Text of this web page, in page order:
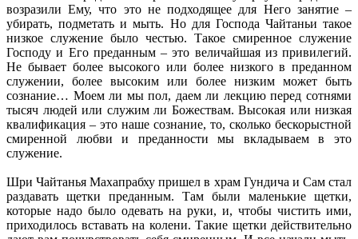
возразили Ему, что это не подходящее для Него занятие –
убирать, подметать и мыть. Но для Господа Чайтаньи такое
низкое служение было честью. Такое смиренное служение
Господу и Его преданным – это величайшая из привилегий.
Не бывает более высокого или более низкого в преданном
служении, более высоким или более низким может быть
сознание… Моем ли мы пол, даем ли лекцию перед сотнями
тысяч людей или служим ли Божествам. Высокая или низкая
квалификация – это наше сознание, то, сколько бескорыстной
смиренной любви и преданности мы вкладываем в это
служение.
Шри Чайтанья Махапрабху пришел в храм Гундича и Сам стал
раздавать щетки преданным. Там были маленькие щетки,
которые надо было одевать на руки, и, чтобы чистить ими,
приходилось вставать на колени. Такие щетки действительно